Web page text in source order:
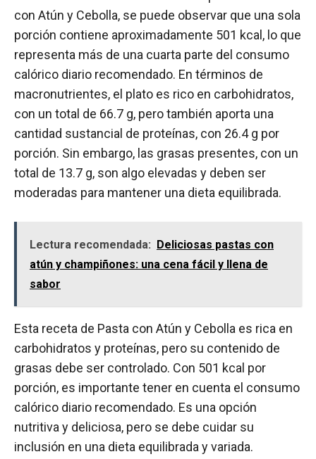
con Atún y Cebolla, se puede observar que una sola
porción contiene aproximadamente 501 kcal, lo que
representa más de una cuarta parte del consumo
calórico diario recomendado. En términos de
macronutrientes, el plato es rico en carbohidratos,
con un total de 66.7 g, pero también aporta una
cantidad sustancial de proteínas, con 26.4 g por
porción. Sin embargo, las grasas presentes, con un
total de 13.7 g, son algo elevadas y deben ser
moderadas para mantener una dieta equilibrada.
Lectura recomendada: Deliciosas pastas con
atún y champiñones: una cena fácil y llena de
sabor
Esta receta de Pasta con Atún y Cebolla es rica en
carbohidratos y proteínas, pero su contenido de
grasas debe ser controlado. Con 501 kcal por
porción, es importante tener en cuenta el consumo
calórico diario recomendado. Es una opción
nutritiva y deliciosa, pero se debe cuidar su
inclusión en una dieta equilibrada y variada.